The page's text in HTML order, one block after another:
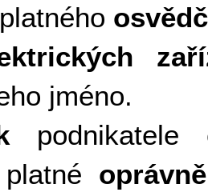
jméno.